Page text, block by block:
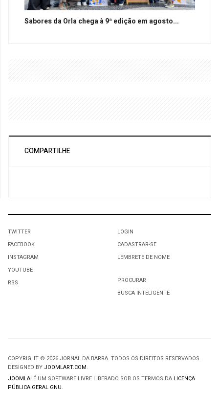
Sabores da Orla chega à 9ª edição em agosto...
COMPARTILHE
TWITTER
FACEBOOK
INSTAGRAM
YOUTUBE
RSS
LOGIN
CADASTRAR-SE
LEMBRETE DE NOME
PROCURAR
BUSCA INTELIGENTE
COPYRIGHT © 2026 JORNAL DA BARRA. TODOS OS DIREITOS RESERVADOS.
DESIGNED BY JOOMLART.COM.
JOOMLA! É UM SOFTWARE LIVRE LIBERADO SOB OS TERMOS DA LICENÇA
PÚBLICA GERAL GNU.